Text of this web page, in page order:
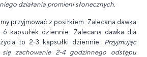
działania promieni słonecznych.
przyjmować z posiłkiem. Zalecana dawka
kapsułek dziennie. Zalecana dawka dla
to 2-3 kapsułki dziennie. Przyjmując
się zachowanie 2-4 godzinnego odstępu